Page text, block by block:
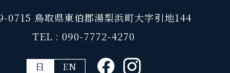
0715 鳥取県東伯郡湯梨浜町大字引地144
TEL : 090-7772-4270
日 EN